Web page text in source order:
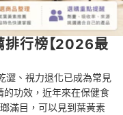
行榜【2026最
澀、視力退化已成為常見
功效，近年來在保健食
滿目，可以見到葉黃素